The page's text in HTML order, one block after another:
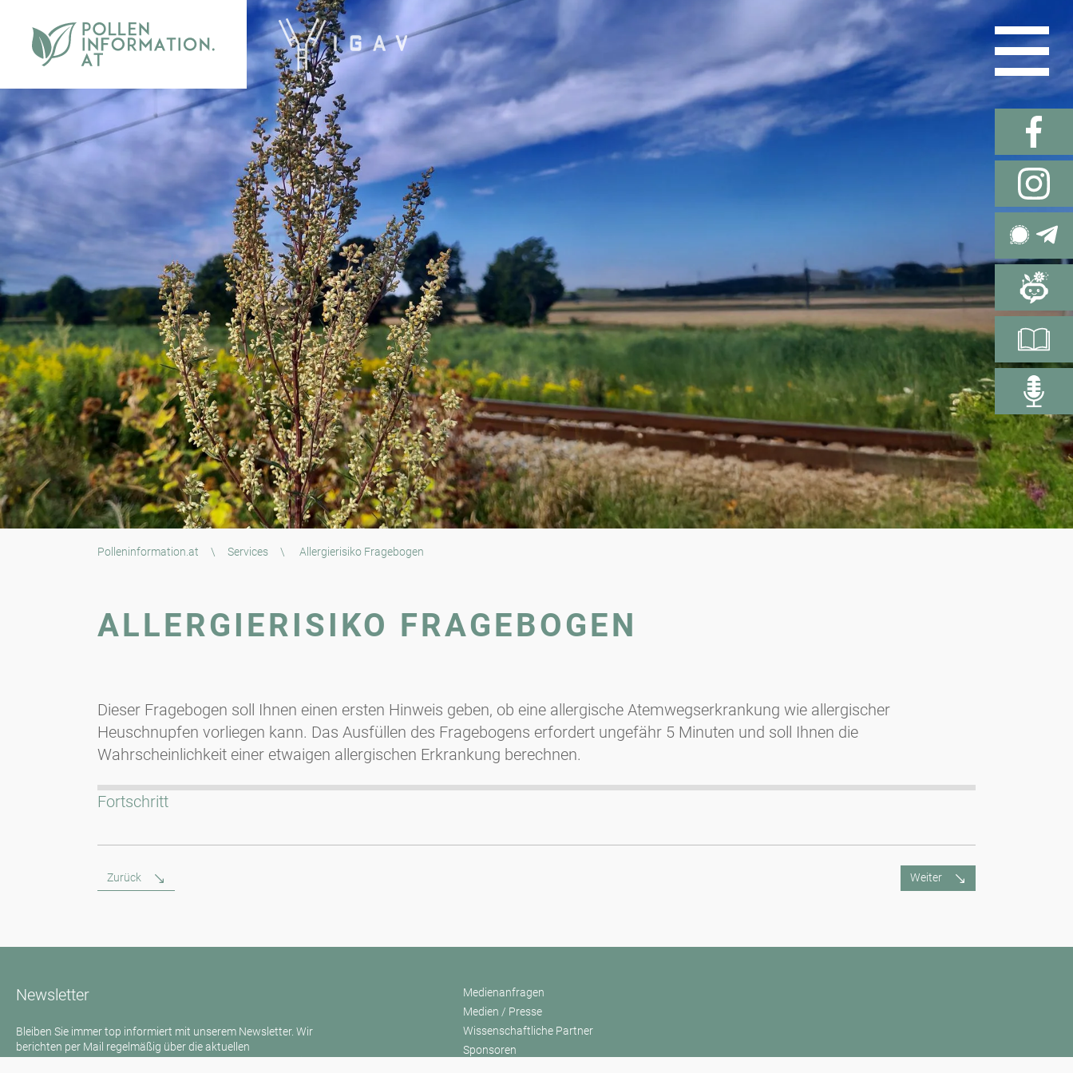
Polleninformation.at \ Services \ Allergierisiko Fragebogen
ALLERGIERISIKO FRAGEBOGEN
Dieser Fragebogen soll Ihnen einen ersten Hinweis geben, ob eine allergische Atemwegserkrankung wie allergischer
Heuschnupfen vorliegen kann. Das Ausfüllen des Fragebogens erfordert ungefähr 5 Minuten und soll Ihnen die
Wahrscheinlichkeit einer etwaigen allergischen Erkrankung berechnen.
Fortschritt
Zurück Weiter
Newsletter
Bleiben Sie immer top informiert mit unserem Newsletter. Wir
berichten per Mail regelmäßig über die aktuellen
Medienanfragen
Medien / Presse
Wissenschaftliche Partner
Sponsoren